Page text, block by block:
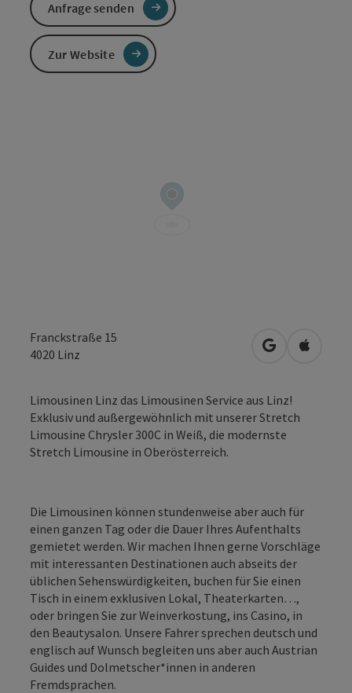
Franckstraße 15
4020 Linz in Google
in
Limousinen Linz das Limousinen Service aus Linz!
Exklusiv und außergewöhnlich mit unserer Stretch
Limousine Chrysler 300C in Weiß, die modernste
Stretch Limousine in Oberösterreich.
Die Limousinen können stundenweise aber auch für
einen ganzen Tag oder die Dauer Ihres Aufenthalts
gemietet werden. Wir machen Ihnen gerne Vorschläge
mit interessanten Destinationen auch abseits der
üblichen Sehenswürdigkeiten, buchen für Sie einen
Tisch in einem exklusiven Lokal, Theaterkarten…,
oder bringen Sie zur Weinverkostung, ins Casino, in
den Beautysalon. Unsere Fahrer sprechen deutsch und
englisch auf Wunsch begleiten uns aber auch Austrian
Guides und Dolmetscher*innen in anderen
Fremdsprachen.
Anfrage senden
Zur Website